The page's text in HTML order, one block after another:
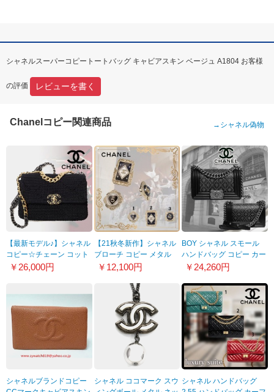
シャネルスーパーコピートートバッグ キャビアスキン ベージュ A1804 お客様
の評価 レビューを書く
Chanelコピー関連商品 → シャネル偽物
【最新モデル♪】シャネル
コピー☆チェーン コット
ン クルーズ バッグ アイ
￥26,000円
【21秋冬新作】シャネル
ブローチ コピー メタル
レジン & ストラス
￥12,100円
BOY シャネル スモール
ハンドバッグ コピー カー
フスキン A67085 B02355
￥24,260円
シャネルブランドコピー
シャネル ココマーク スウ シャネル ハンドバッグ